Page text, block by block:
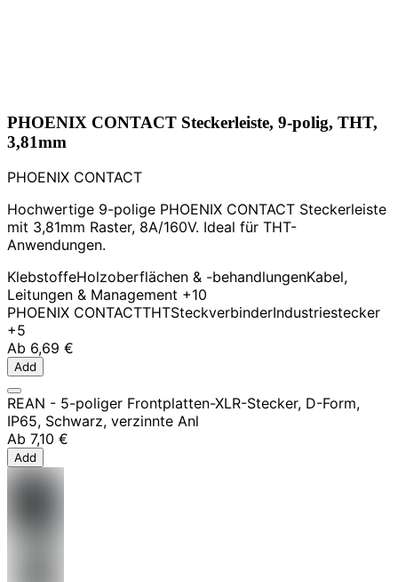
PHOENIX CONTACT Steckerleiste, 9-polig, THT,
3,81mm
PHOENIX CONTACT
Hochwertige 9-polige PHOENIX CONTACT Steckerleiste
mit 3,81mm Raster, 8A/160V. Ideal für THT-
Anwendungen.
KlebstoffeHolzoberflächen & -behandlungenKabel,
Leitungen & Management +10
PHOENIX CONTACTTHTSteckverbinderIndustriestecker
+5
Ab 6,69 €
Add
REAN - 5-poliger Frontplatten-XLR-Stecker, D-Form,
IP65, Schwarz, verzinnte Anl
Ab 7,10 €
Add